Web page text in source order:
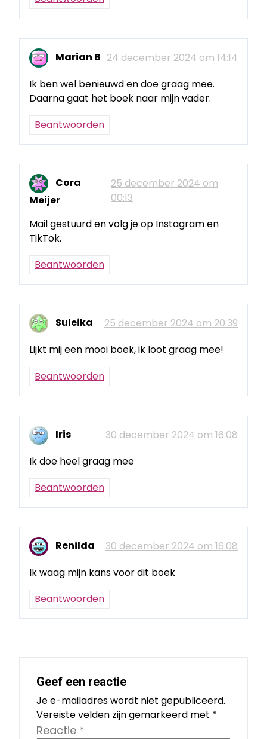
Marian B 24 december 2024 om 14:14
Ik ben wel benieuwd en doe graag mee.
Daarna gaat het boek naar mijn vader.
Beantwoorden
Cora
Meijer
25 december 2024 om
00:13
Mail gestuurd en volg je op Instagram en
TikTok.
Beantwoorden
Suleika
25 december 2024 om 20:39
Lijkt mij een mooi boek, ik loot graag mee!
Beantwoorden
Iris
30 december 2024 om 16:08
Ik doe heel graag mee
Beantwoorden
Renilda
30 december 2024 om 16:08
Ik waag mijn kans voor dit boek
Beantwoorden
Geef een reactie
Je e-mailadres wordt niet gepubliceerd.
Vereiste velden zijn gemarkeerd met *
Reactie *